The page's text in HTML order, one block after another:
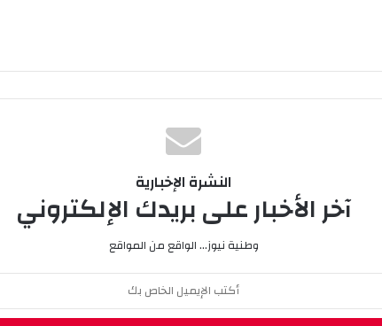
النشرة الإخبارية
آخر الأخبار على بريدك الإلكتروني
وطنية نيوز... الواقع من المواقع